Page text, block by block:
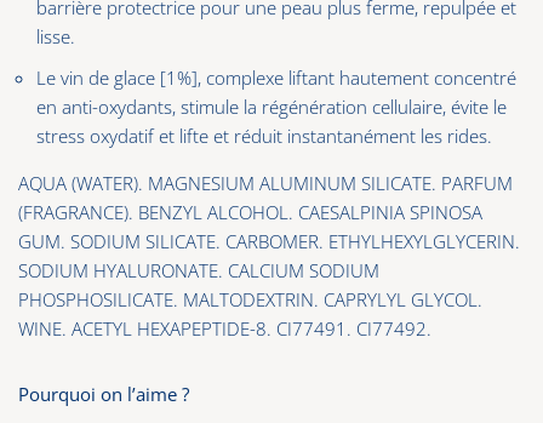
barrière protectrice pour une peau plus ferme, repulpée et
lisse.
Le vin de glace [1%], complexe liftant hautement concentré
en anti-oxydants, stimule la régénération cellulaire, évite le
stress oxydatif et lifte et réduit instantanément les rides.
AQUA (WATER). MAGNESIUM ALUMINUM SILICATE. PARFUM
(FRAGRANCE). BENZYL ALCOHOL. CAESALPINIA SPINOSA
GUM. SODIUM SILICATE. CARBOMER. ETHYLHEXYLGLYCERIN.
SODIUM HYALURONATE. CALCIUM SODIUM
PHOSPHOSILICATE. MALTODEXTRIN. CAPRYLYL GLYCOL.
WINE. ACETYL HEXAPEPTIDE-8. CI77491. CI77492.
Pourquoi on l’aime ?